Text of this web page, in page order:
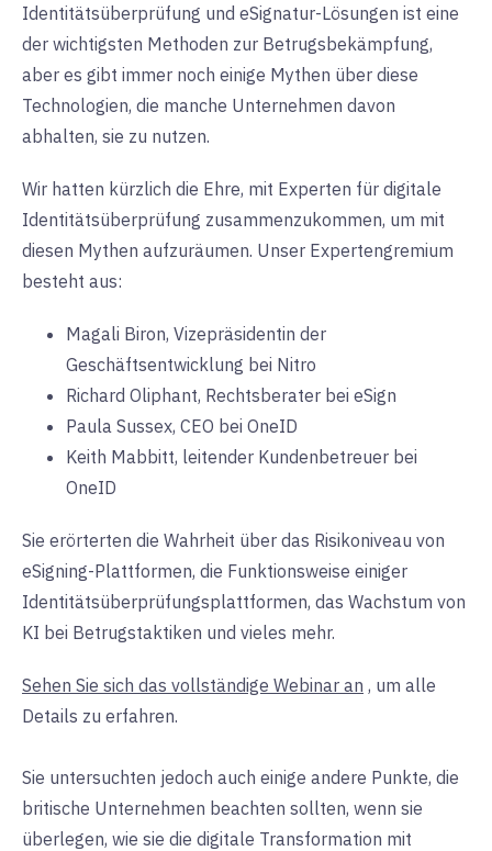
Identitätsüberprüfung und eSignatur-Lösungen ist eine
der wichtigsten Methoden zur Betrugsbekämpfung,
aber es gibt immer noch einige Mythen über diese
Technologien, die manche Unternehmen davon
abhalten, sie zu nutzen.
Wir hatten kürzlich die Ehre, mit Experten für digitale
Identitätsüberprüfung zusammenzukommen, um mit
diesen Mythen aufzuräumen. Unser Expertengremium
besteht aus:
Magali Biron, Vizepräsidentin der
Geschäftsentwicklung bei Nitro
Richard Oliphant, Rechtsberater bei eSign
Paula Sussex, CEO bei OneID
Keith Mabbitt, leitender Kundenbetreuer bei
OneID
Sie erörterten die Wahrheit über das Risikoniveau von
eSigning-Plattformen, die Funktionsweise einiger
Identitätsüberprüfungsplattformen, das Wachstum von
KI bei Betrugstaktiken und vieles mehr.
Sehen Sie sich das vollständige Webinar an , um alle
Details zu erfahren.
Sie untersuchten jedoch auch einige andere Punkte, die
britische Unternehmen beachten sollten, wenn sie
überlegen, wie sie die digitale Transformation mit